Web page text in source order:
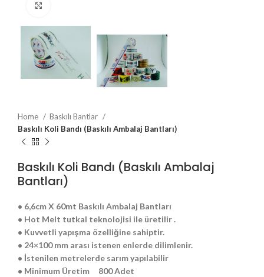
Home
Baskılı Bantlar
Baskılı Koli Bandı (Baskılı Ambalaj Bantları)
Baskılı Koli Bandı (Baskılı Ambalaj
Bantları)
• 6,6cm X 60mt Baskılı Ambalaj Bantları
• Hot Melt tutkal teknolojisi ile üretilir .
• Kuvvetli yapışma özelliğine sahiptir.
• 24×100 mm arası istenen enlerde dilimlenir.
• İstenilen metrelerde sarım yapılabilir
• Minimum Üretim 800 Adet